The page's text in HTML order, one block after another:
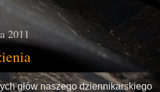
2011
głów naszego dziennikarskiego